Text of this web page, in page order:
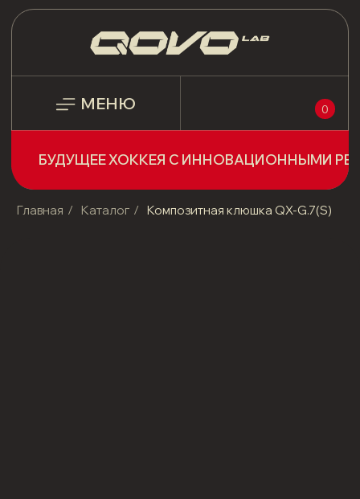
БУДУЩЕЕ ХОККЕЯ С ИННОВАЦИОННЫМИ РЕШЕНИЯМИ!
МЕНЮ 0
Главная / Каталог / Композитная клюшка QX-G.7(S)